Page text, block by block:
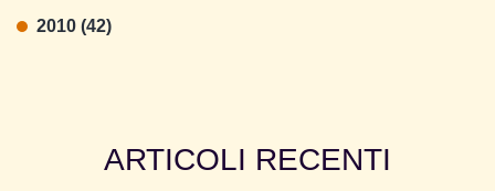
2010 (42)
ARTICOLI RECENTI